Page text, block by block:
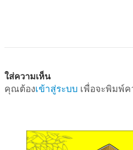
ใส่ความเห็น
คุณต้องเข้าสู่ระบบ เพื่อจะพิมพ์